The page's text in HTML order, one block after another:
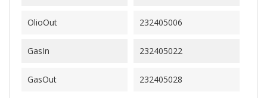
OlioOut 232405006
GasIn 232405022
GasOut 232405028